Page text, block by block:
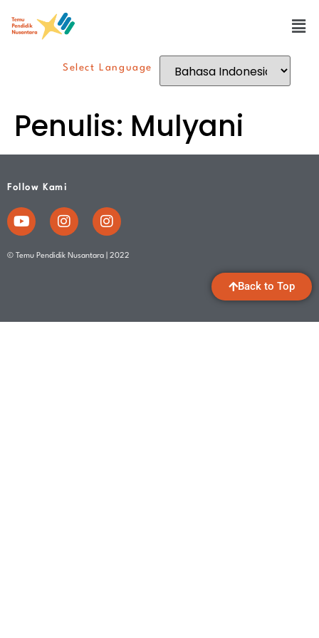
Select Language
Penulis: Mulyani
Follow Kami
© Temu Pendidik Nusantara | 2022
Back to Top